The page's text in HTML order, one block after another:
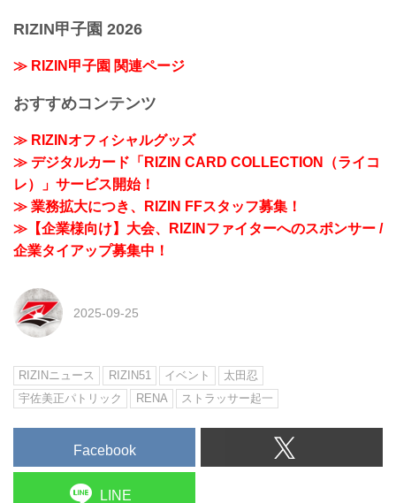
RIZIN甲子園 2026
≫ RIZIN甲子園 関連ページ
おすすめコンテンツ
≫ RIZINオフィシャルグッズ
≫ デジタルカード「RIZIN CARD COLLECTION（ライコ
レ）」サービス開始！
≫ 業務拡大につき、RIZIN FFスタッフ募集！
≫【企業様向け】大会、RIZINファイターへのスポンサー /
企業タイアップ募集中！
2025-09-25
RIZINニュース RIZIN51 イベント
太田忍
宇佐美正パトリック
RENA ストラッサー起一
Facebook
LINE